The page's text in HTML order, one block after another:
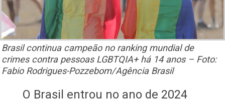
Brasil continua campeão no ranking mundial de
crimes contra pessoas LGBTQIA+ há 14 anos – Foto:
Fabio Rodrigues-Pozzebom/Agência Brasil
O Brasil entrou no ano de 2024